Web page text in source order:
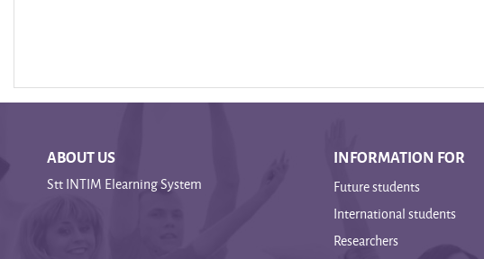
ABOUT US
Stt INTIM Elearning System
INFORMATION FOR
Future students
International students
Researchers